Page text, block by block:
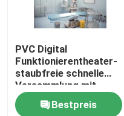
PVC Digital
Funktionierentheater-
staubfreie schnelle
Versammlung mit
automatischer
SchiebetürBestpreis